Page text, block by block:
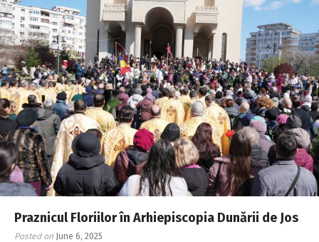
Praznicul Floriilor în Arhiepiscopia Dunării de Jos
Posted on June 6, 2025